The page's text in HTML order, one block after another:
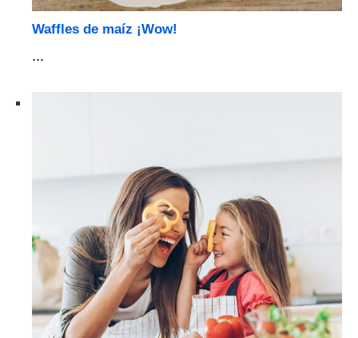
Waffles de maíz ¡Wow!
...